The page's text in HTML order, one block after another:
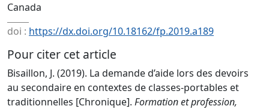
Canada
doi : https://dx.doi.org/10.18162/fp.2019.a189
Pour citer cet article
Bisaillon, J. (2019). La demande d’aide lors des devoirs
au secondaire en contextes de classes-portables et
traditionnelles [Chronique]. Formation et profession,